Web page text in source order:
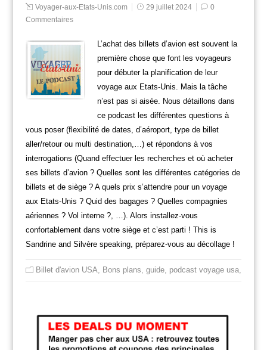
Voyager-aux-Etats-Unis.com 29 juillet 2024
0
Commentaires
L’achat des billets d’avion est souvent la
première chose que font les voyageurs
pour débuter la planification de leur
voyage aux Etats-Unis. Mais la tâche
n’est pas si aisée. Nous détaillons dans
ce podcast les différentes questions à
vous poser (flexibilité de dates, d’aéroport, type de billet
aller/retour ou multi destination,…) et répondons à vos
interrogations (Quand effectuer les recherches et où acheter
ses billets d’avion ? Quelles sont les différentes catégories de
billets et de siège ? A quels prix s’attendre pour un voyage
aux Etats-Unis ? Quid des bagages ? Quelles compagnies
aériennes ? Vol interne ?, …). Alors installez-vous
confortablement dans votre siège et c’est parti ! This is
Sandrine and Silvère speaking, préparez-vous au décollage !
Billet d'avion USA Bons plans guide, podcast voyage usa,